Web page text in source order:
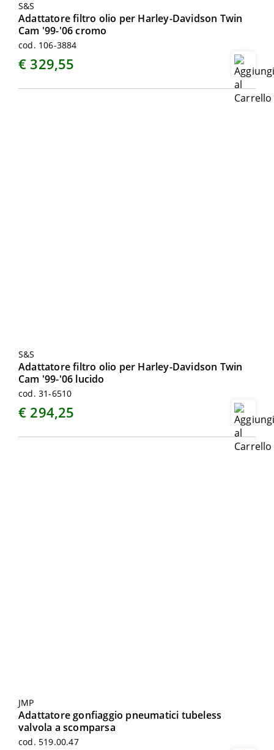
S&S
Adattatore filtro olio per Harley-Davidson Twin
Cam '99-'06 cromo
cod. 106-3884
€ 329,55
S&S
Adattatore filtro olio per Harley-Davidson Twin
Cam '99-'06 lucido
cod. 31-6510
€ 294,25
JMP
Adattatore gonfiaggio pneumatici tubeless
valvola a scomparsa
cod. 519.00.47